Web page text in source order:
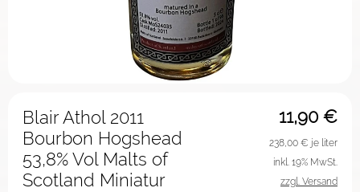
11,90 €
Blair Athol 2011
Bourbon Hogshead
53,8% Vol Malts of
Scotland Miniatur
238,00 € je liter
inkl. 19% MwSt.
zzgl. Versand